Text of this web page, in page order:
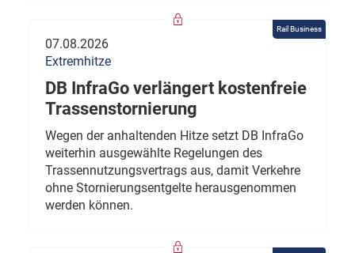
Rail Business
07.08.2026
Extremhitze
DB InfraGo verlängert kostenfreie
Trassenstornierung
Wegen der anhaltenden Hitze setzt DB InfraGo
weiterhin ausgewählte Regelungen des
Trassennutzungsvertrags aus, damit Verkehre
ohne Stornierungsentgelte herausgenommen
werden können.